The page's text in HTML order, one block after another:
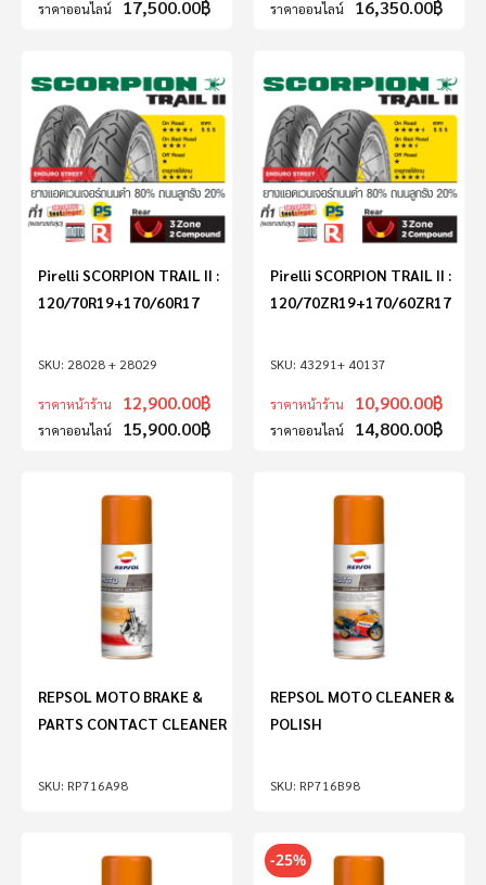
ราคาออนไลน์ 17,500.00฿ ราคาออนไลน์ 16,350.00฿
28028 + 28029
Pirelli SCORPION TRAIL II :
120/70R19+170/60R17
ราคาหน้าร้าน 12,900.00฿
ราคาออนไลน์ 15,900.00฿
43291+ 40137
Pirelli SCORPION TRAIL II :
120/70ZR19+170/60ZR17
ราคาหน้าร้าน 10,900.00฿
ราคาออนไลน์ 14,800.00฿
RP716A98
REPSOL MOTO BRAKE &
PARTS CONTACT CLEANER
RP716B98
REPSOL MOTO CLEANER &
POLISH
-25%